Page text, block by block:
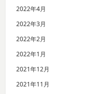
2022年4月
2022年3月
2022年2月
2022年1月
2021年12月
2021年11月